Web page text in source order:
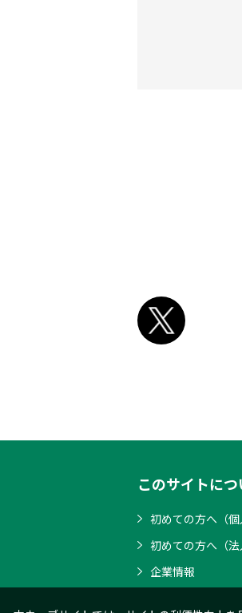
このサイトにつ
初めての方へ（個
初めての方へ（法
企業情報